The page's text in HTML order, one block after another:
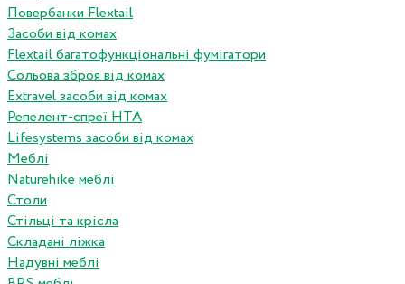
Повербанки Flextail
Засоби від комах
Flextail багатофункціональні фумігатори
Сольова зброя від комах
Extravel засоби від комах
Репелент-спреї HTA
Lifesystems засоби від комах
Меблі
Naturehike меблі
Столи
Стільці та крісла
Складані ліжка
Надувні меблі